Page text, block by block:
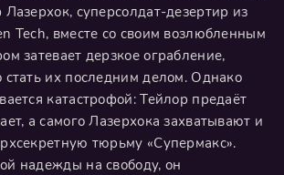
суперсолдат-дезертир из
Tech, вместе со своим возлюбленным
затевает дерзкое ограбление,
стать их последним делом. Однако
катастрофой: Тейлор предаёт
а самого Лазерхока захватывают и
тюрьму «Супермакс».
надежды на свободу, он